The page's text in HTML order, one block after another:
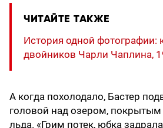
ЧИТАЙТЕ ТАКЖЕ
История одной фотографии:
двойников Чарли Чаплина,
А когда похолодало, Бастер
головой над озером,
льда. «Грим потек, юбка